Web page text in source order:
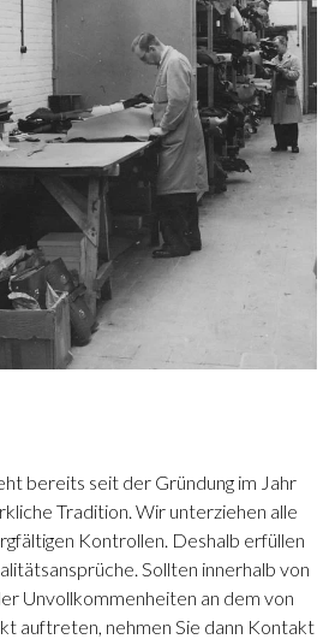
bereits seit der Gründung im Jahr
Tradition. Wir unterziehen alle
Kontrollen. Deshalb erfüllen
Sollten innerhalb von
Unvollkommenheiten an dem von
auftreten, nehmen Sie dann Kontakt